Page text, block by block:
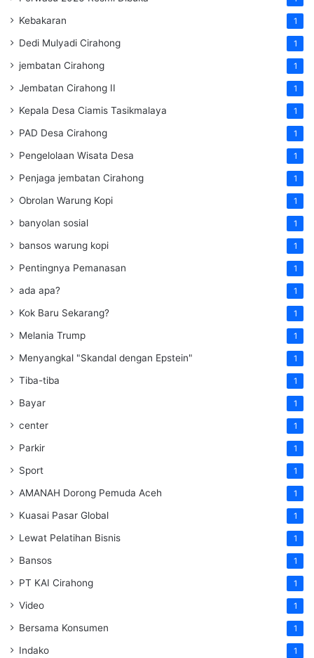
Kebakaran 1
Dedi Mulyadi Cirahong 1
jembatan Cirahong 1
Jembatan Cirahong II 1
Kepala Desa Ciamis Tasikmalaya 1
PAD Desa Cirahong 1
Pengelolaan Wisata Desa 1
Penjaga jembatan Cirahong 1
Obrolan Warung Kopi 1
banyolan sosial 1
bansos warung kopi 1
Pentingnya Pemanasan 1
ada apa? 1
Kok Baru Sekarang? 1
Melania Trump 1
Menyangkal "Skandal dengan Epstein" 1
Tiba-tiba 1
Bayar 1
center 1
Parkir 1
Sport 1
AMANAH Dorong Pemuda Aceh 1
Kuasai Pasar Global 1
Lewat Pelatihan Bisnis 1
Bansos 1
PT KAI Cirahong 1
Video 1
Bersama Konsumen 1
Indako 1